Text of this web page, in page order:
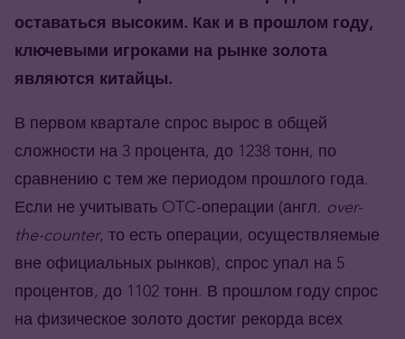
оставаться высоким. Как и в прошлом году,
ключевыми игроками на рынке золота
являются китайцы.
В первом квартале спрос вырос в общей
сложности на 3 процента, до 1238 тонн, по
сравнению с тем же периодом прошлого года.
Если не учитывать OTC-операции (англ. over-
the-counter, то есть операции, осуществляемые
вне официальных рынков), спрос упал на 5
процентов, до 1102 тонн. В прошлом году спрос
на физическое золото достиг рекорда всех